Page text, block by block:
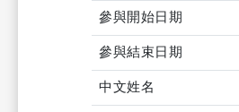
參與開始日期
參與結束日期
中文姓名